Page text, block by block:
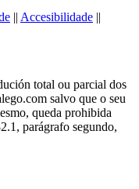
|| Accesibilidade ||
total ou parcial dos
salvo que o seu
queda prohibida
parágrafo segundo,